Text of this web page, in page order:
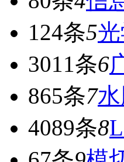
124条5
3011条6
865条7
4089条8